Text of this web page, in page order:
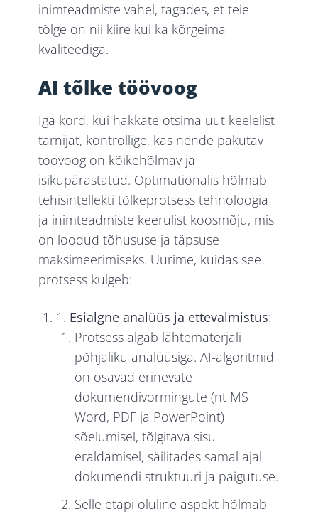
inimteadmiste vahel, tagades, et teie
tõlge on nii kiire kui ka kõrgeima
kvaliteediga.
AI tõlke töövoog
Iga kord, kui hakkate otsima uut keelelist
tarnijat, kontrollige, kas nende pakutav
töövoog on kõikehõlmav ja
isikupärastatud. Optimationalis hõlmab
tehisintellekti tõlkeprotsess tehnoloogia
ja inimteadmiste keerulist koosmõju, mis
on loodud tõhususe ja täpsuse
maksimeerimiseks. Uurime, kuidas see
protsess kulgeb:
1. Esialgne analüüs ja ettevalmistus:
Protsess algab lähtematerjali
põhjaliku analüüsiga. AI-algoritmid
on osavad erinevate
dokumendivormingute (nt MS
Word, PDF ja PowerPoint)
sõelumisel, tõlgitava sisu
eraldamisel, säilitades samal ajal
dokumendi struktuuri ja paigutuse.
Selle etapi oluline aspekt hõlmab